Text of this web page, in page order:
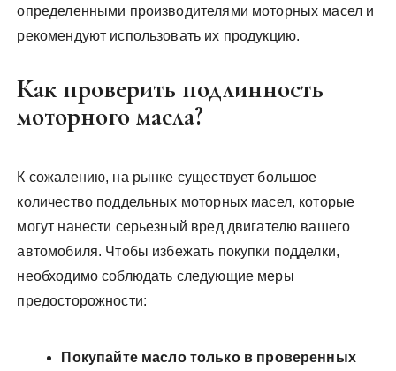
определенными производителями моторных масел и
рекомендуют использовать их продукцию.
Как проверить подлинность
моторного масла?
К сожалению, на рынке существует большое
количество поддельных моторных масел, которые
могут нанести серьезный вред двигателю вашего
автомобиля. Чтобы избежать покупки подделки,
необходимо соблюдать следующие меры
предосторожности:
Покупайте масло только в проверенных